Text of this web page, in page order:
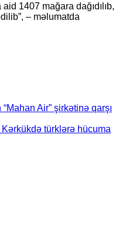
1407 mağara dağıdılıb,
– məlumatda
Air” şirkətinə qarşı
türklərə hücuma